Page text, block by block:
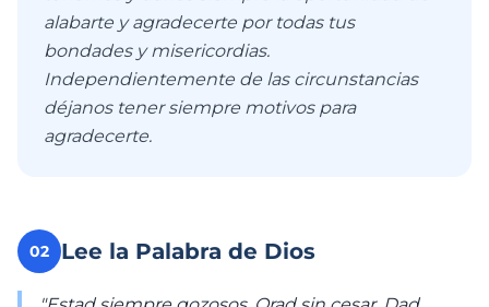
alabarte y agradecerte por todas tus
bondades y misericordias.
Independientemente de las circunstancias
déjanos tener siempre motivos para
agradecerte.
02 Lee la Palabra de Dios